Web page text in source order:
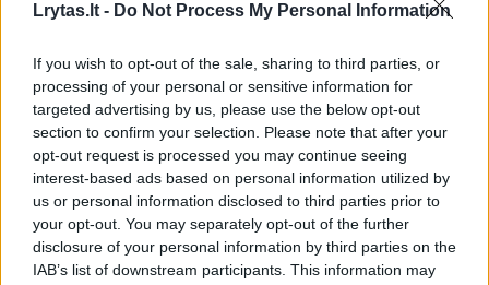
Lrytas.lt - Do Not Process My Personal Information
If you wish to opt-out of the sale, sharing to third parties, or
processing of your personal or sensitive information for
targeted advertising by us, please use the below opt-out
section to confirm your selection. Please note that after your
opt-out request is processed you may continue seeing
interest-based ads based on personal information utilized by
us or personal information disclosed to third parties prior to
your opt-out. You may separately opt-out of the further
disclosure of your personal information by third parties on the
IAB’s list of downstream participants. This information may
Žiūrimiausi įrašai
00:00:30
Vaizdai iš tragiškos avarijos Vilniaus r.: dviejų moterų ir
vaiko gyvybių išgelbėti nepavyko
Žinios Lietuvos diena